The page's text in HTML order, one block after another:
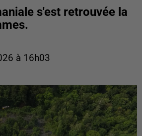
s'est retrouvée la
à 16h03